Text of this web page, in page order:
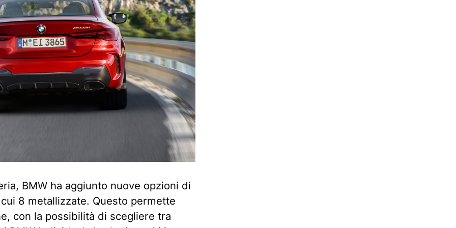
BMW ha aggiunto nuove opzioni di
8 metallizzate. Questo permette
con la possibilità di scegliere tra